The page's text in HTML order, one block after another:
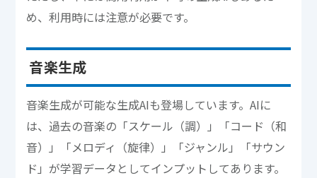
め、利用時には注意が必要です。
音楽生成
音楽生成が可能な生成AIも登場しています。AIに
は、過去の音楽の「スケール（調）」「コード（和
音）」「メロディ（旋律）」「ジャンル」「サウン
ド」が学習データとしてインプットしてあります。